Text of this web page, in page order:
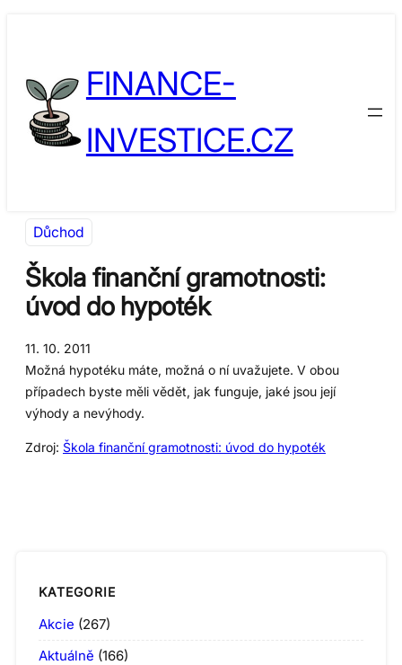
FINANCE-
INVESTICE.CZ
Důchod
Škola finanční gramotnosti:
úvod do hypoték
11. 10. 2011
Možná hypotéku máte, možná o ní uvažujete. V obou
případech byste měli vědět, jak funguje, jaké jsou její
výhody a nevýhody.
Zdroj: Škola finanční gramotnosti: úvod do hypoték
KATEGORIE
Akcie (267)
Aktuálně (166)